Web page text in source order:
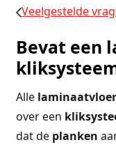
Veelgestelde
Bevat een
Alle
over een
dat de planken